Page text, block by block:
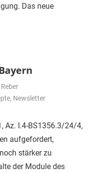
Das neue
, Newsletter
Az. I.4-BS1356.3/24/4,
aufgefordert,
stärker zu
der Module des